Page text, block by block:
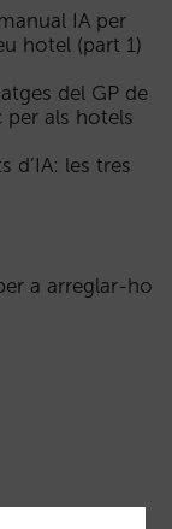
IA per
hotel (part 1)
del GP de
per als hotels
d’IA: les tres
a arreglar-ho